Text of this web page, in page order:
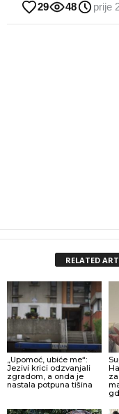
29 48 prije
RELATED
„Upomoć, ubiće me“:
Jezivi krici odzvanjali
zgradom, a onda je
nastala potpuna tišina